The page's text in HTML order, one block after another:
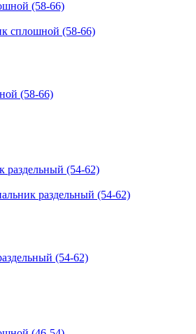
сплошной (58-66)
(58-66)
раздельный (54-62)
(54-62)